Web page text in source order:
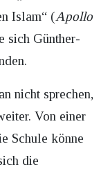
Islam“ (Apollo
sich Günther-
nicht sprechen,
Von einer
Schule könne
die